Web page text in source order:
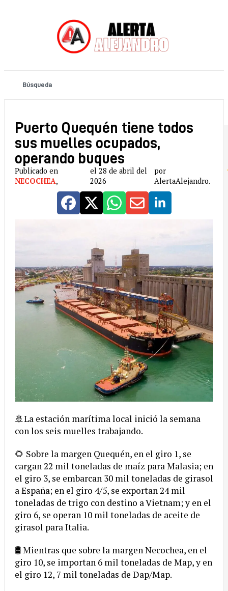
Puerto Quequén tiene todos
sus muelles ocupados,
operando buques
Publicado en
NECOCHEA,
el 28 de abril del
2026
por
AlertaAlejandro.
🚢La estación marítima local inició la semana
con los seis muelles trabajando.
🌻 Sobre la margen Quequén, en el giro 1, se
cargan 22 mil toneladas de maíz para Malasia; en
el giro 3, se embarcan 30 mil toneladas de girasol
a España; en el giro 4/5, se exportan 24 mil
toneladas de trigo con destino a Vietnam; y en el
giro 6, se operan 10 mil toneladas de aceite de
girasol para Italia.
🛢️ Mientras que sobre la margen Necochea, en el
giro 10, se importan 6 mil toneladas de Map, y en
el giro 12, 7 mil toneladas de Dap/Map.